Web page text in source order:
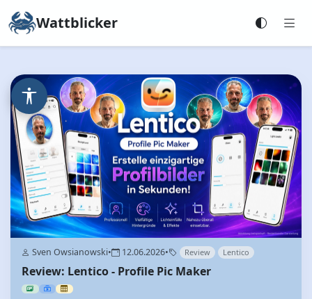
Wattblicker
Sven Owsianowski• 12.06.2026• Review Lentico
Review: Lentico - Profile Pic Maker